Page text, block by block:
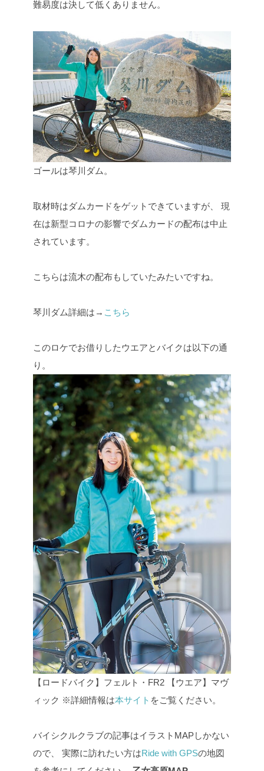
難易度は決して低くありません。
ゴールは琴川ダム。
取材時はダムカードをゲットできていますが、
現
在は新型コロナの影響でダムカードの配布は中止
されています。
こちらは流木の配布もしていたみたいですね。
琴川ダム詳細は→ こちら
このロケでお借りしたウエアとバイクは以下の通
り。
【ロードバイク】フェルト・FR2 【ウエア】マヴ
ィック ※詳細情報は本サイト をご覧ください。
バイシクルクラブの記事はイラストMAPしかない
ので、
実際に訪れたい方はRide with GPSの地図